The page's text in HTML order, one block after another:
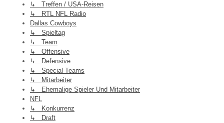
↳ Treffen / USA-Reisen
↳ RTL NFL Radio
Dallas Cowboys
↳ Spieltag
↳ Team
↳ Offensive
↳ Defensive
↳ Special Teams
↳ Mitarbeiter
↳ Ehemalige Spieler Und Mitarbeiter
NFL
↳ Konkurrenz
↳ Draft